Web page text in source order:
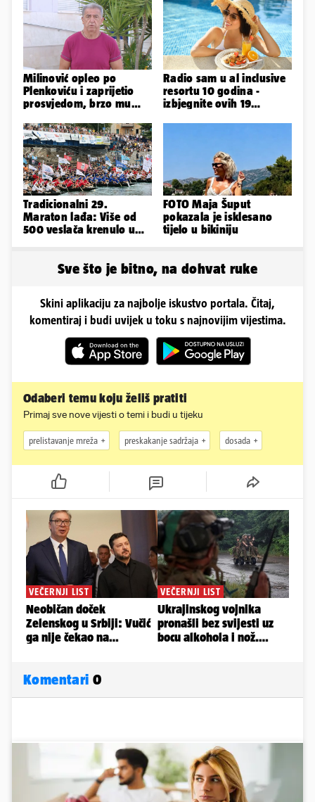
Milinović opleo po
Plenkoviću i zaprijetio
prosvjedom, brzo mu
Gospića
Radio sam u al inclusive
resortu 10 godina -
izbjegnite ovih 19
Tradicionalni 29.
Maraton lađa: Više od
500 veslača krenulo u
FOTO Maja Šuput
pokazala je isklesano
tijelo u bikiniju
Sve što je bitno, na dohvat ruke
Skini aplikaciju za najbolje iskustvo portala. Čitaj,
komentiraj i budi uvijek u toku s najnovijim vijestima.
Odaberi temu koju želiš pratiti
Primaj sve nove vijesti o temi i budi u tijeku
prelistavanje mreža preskakanje sadržaja dosada
Komentari 0